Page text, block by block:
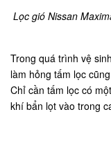
Lọc gió Nissan
Trong quá trình vệ
làm hỏng tấm lọc
Chỉ cần tấm lọc có
khí bẩn lọt vào trong